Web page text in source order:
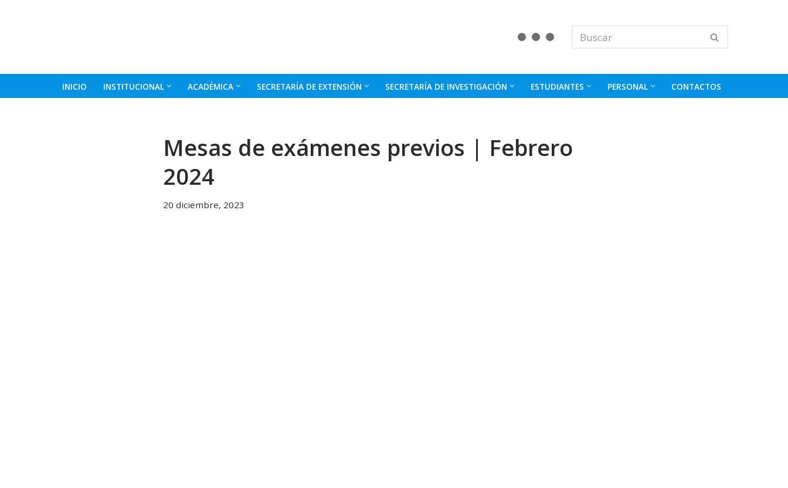
INICIO INSTITUCIONAL ACADÉMICA SECRETARÍA DE EXTENSIÓN SECRETARÍA DE INVESTIGACIÓN ESTUDIANTES PERSONAL CONTACTOS
Mesas de exámenes previos | Febrero
2024
20 diciembre, 2023